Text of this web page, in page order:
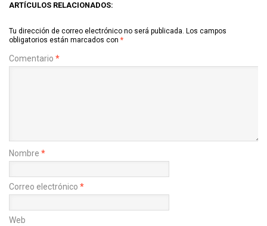
ARTÍCULOS RELACIONADOS:
Tu dirección de correo electrónico no será publicada. Los campos
obligatorios están marcados con *
Comentario *
Nombre *
Correo electrónico *
Web